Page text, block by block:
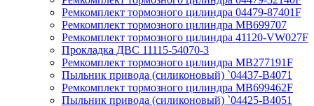
Ремкомплект тормозного цилиндра 04479-87401F
Ремкомплект тормозного цилиндра MB699707
Ремкомплект тормозного цилиндра 41120-VW027F
Прокладка ДВС 11115-54070-3
Ремкомплект тормозного цилиндра MB277191F
Пыльник привода (силиконовый) `04437-B4071
Ремкомплект тормозного цилиндра MB699462F
Пыльник привода (силиконовый) `04425-B4051